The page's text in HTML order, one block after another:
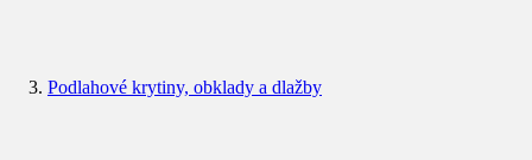
Podlahové krytiny, obklady a dlažby